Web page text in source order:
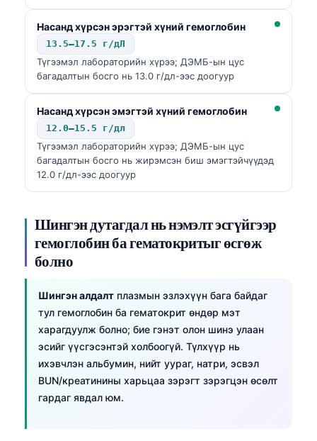
Насанд хүрсэн эрэгтэй хүний гемоглобин
13.5–17.5 г/дЛ
Түгээмэл лабораторийн хүрээ; ДЭМБ-ын цус
багадалтын босго нь 13.0 г/дл-ээс доогуур
Насанд хүрсэн эмэгтэй хүний гемоглобин
12.0–15.5 г/дл
Түгээмэл лабораторийн хүрээ; ДЭМБ-ын цус
багадалтын босго нь жирэмсэн биш эмэгтэйчүүдэд
12.0 г/дл-ээс доогуур
Шингэн дутагдал нь нэмэлт эсгүйгээр
гемоглобин ба гематокритыг өсгөж
болно
Шингэн алдалт плазмын эзлэхүүн бага байдаг
тул гемоглобин ба гематокрит өндөр мэт
харагдуулж болно; бие гэнэт олон шинэ улаан
эсийг үүсгэсэнтэй холбоогүй. Түлхүүр нь
ихэвчлэн альбумин, нийт уураг, натри, эсвэл
BUN/креатинины харьцаа зэрэгт зэрэгцэн өсөлт
гардаг явдал юм.